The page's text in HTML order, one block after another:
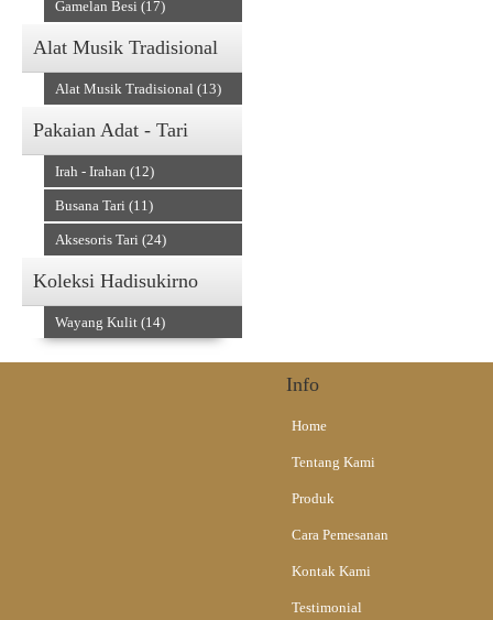
Gamelan Besi (17)
Alat Musik Tradisional
Alat Musik Tradisional (13)
Pakaian Adat - Tari
Irah - Irahan (12)
Busana Tari (11)
Aksesoris Tari (24)
Koleksi Hadisukirno
Wayang Kulit (14)
Info
Home
Tentang Kami
Produk
Cara Pemesanan
Kontak Kami
Testimonial